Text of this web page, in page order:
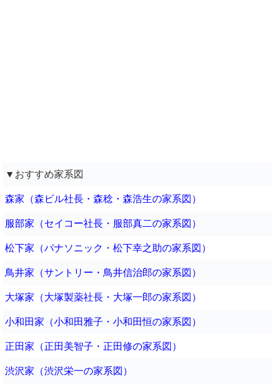
▼おすすめ家系図
森家（森ビル社長・森稔・森浩生の家系図）
服部家（セイコー社長・服部真二の家系図）
松下家（パナソニック・松下幸之助の家系図）
鳥井家（サントリー・鳥井信治郎の家系図）
大塚家（大塚製薬社長・大塚一郎の家系図）
小和田家（小和田雅子・小和田恒の家系図）
正田家（正田美智子・正田修の家系図）
渋沢家（渋沢栄一の家系図）